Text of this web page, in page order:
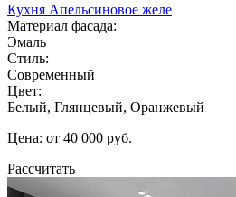
Кухня Апельсиновое желе
Материал фасада:
Эмаль
Стиль:
Современный
Цвет:
Белый, Глянцевый, Оранжевый
Цена: от 40 000 руб.
Рассчитать